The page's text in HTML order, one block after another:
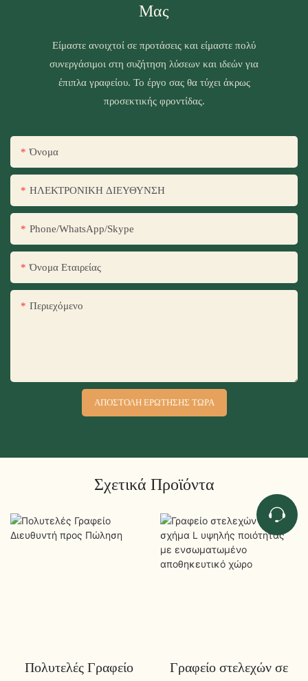
Μας
Είμαστε ανοιχτοί σε προτάσεις και είμαστε πολύ
συνεργάσιμοι στη συζήτηση λύσεων και ιδεών για
έπιπλα γραφείου. Το έργο σας θα τύχει άκρως
προσεκτικής φροντίδας.
Όνομα
ΗΛΕΚΤΡΟΝΙΚΗ ΔΙΕΥΘΥΝΣΗ
Phone/WhatsApp/Skype
Όνομα Εταιρείας
Περιεχόμενο
ΑΠΟΣΤΟΛΉ ΕΡΏΤΗΣΗΣ ΤΏΡΑ
Σχετικά Προϊόντα
Πολυτελές Γραφείο
Γραφείο στελεχών σε